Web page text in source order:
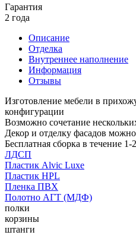
Гарантия
2 года
Описание
Отделка
Внутреннее наполнение
Информация
Отзывы
Изготовление мебели в
конфигурации
Возможно сочетание
Декор и отделку фасадов
Бесплатная сборка в течение
ЛДСП
Пластик Alvic Luxe
Пластик HPL
Пленка ПВХ
Полотно АГТ (МДФ)
полки
корзины
штанги